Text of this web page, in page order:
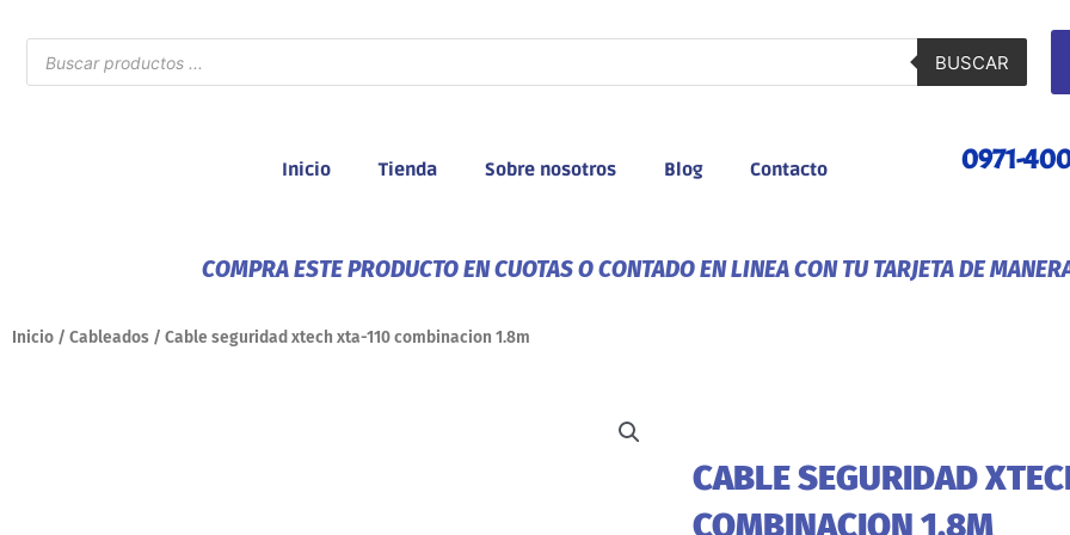
contenido
Búsqueda
de
productos
BUSCAR
Inicio Tienda Sobre nosotros Blog Contacto 0971-
COMPRA ESTE PRODUCTO EN CUOTAS O CONTADO EN LINEA CON TU TARJETA DE
Inicio / Cableados / Cable seguridad xtech xta-110 combinacion 1.8m
CABLE SEGURIDAD
COMBINACION 1.8M